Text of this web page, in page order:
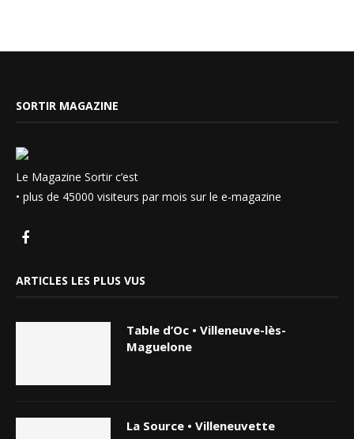
SORTIR MAGAZINE
Le Magazine Sortir c’est
• plus de 45000 visiteurs par mois sur le e-magazine
ARTICLES LES PLUS VUS
Table d’Oc • Villeneuve-lès-
Maguelone
La Source • Villeneuvette